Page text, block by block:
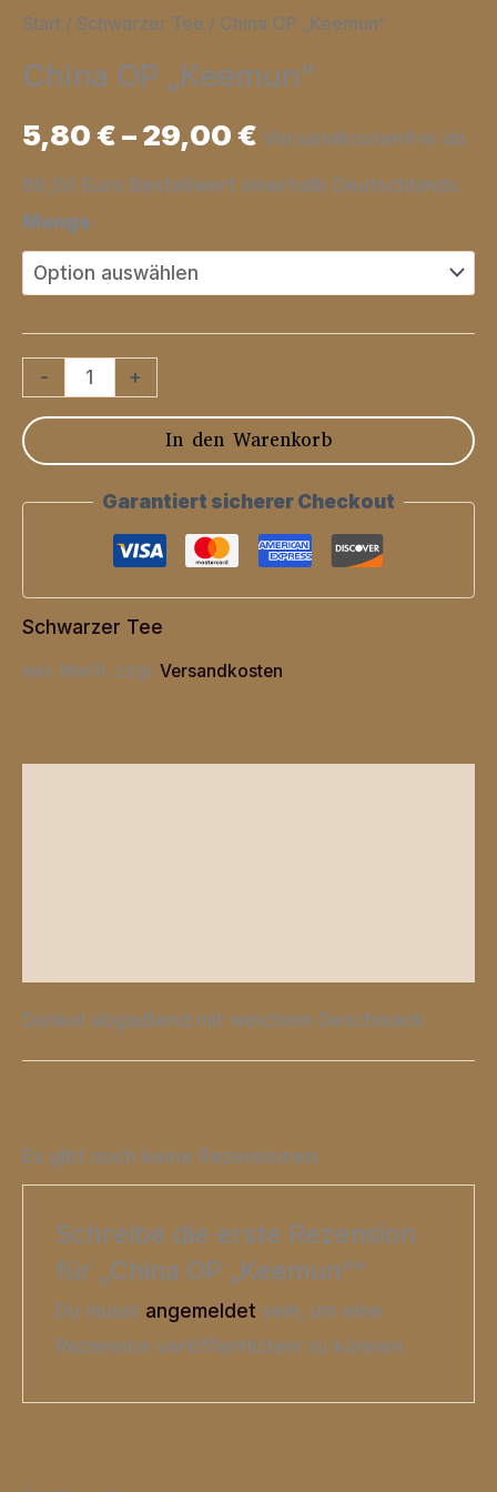
Start / Schwarzer Tee / China OP „Keemun“
China OP „Keemun“
5,80€–29,00€ Versandkostenfrei ab
80,00 Euro Bestellwert innerhalb Deutschlands.
Menge
-
China
"Keemun"
+
In den Warenkorb
Garantiert sicherer Checkout
Schwarzer Tee
inkl. MwSt. zzgl. Versandkosten
Dunkel abgießend mit weichem Geschmack
Es gibt noch keine Rezensionen.
Schreibe die erste Rezension
für „China OP „Keemun““
Du musst angemeldet sein, um eine
Rezension veröffentlichen zu können.